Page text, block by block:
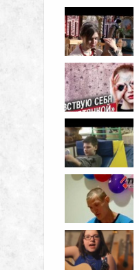
меньше
СЕЧЬ.